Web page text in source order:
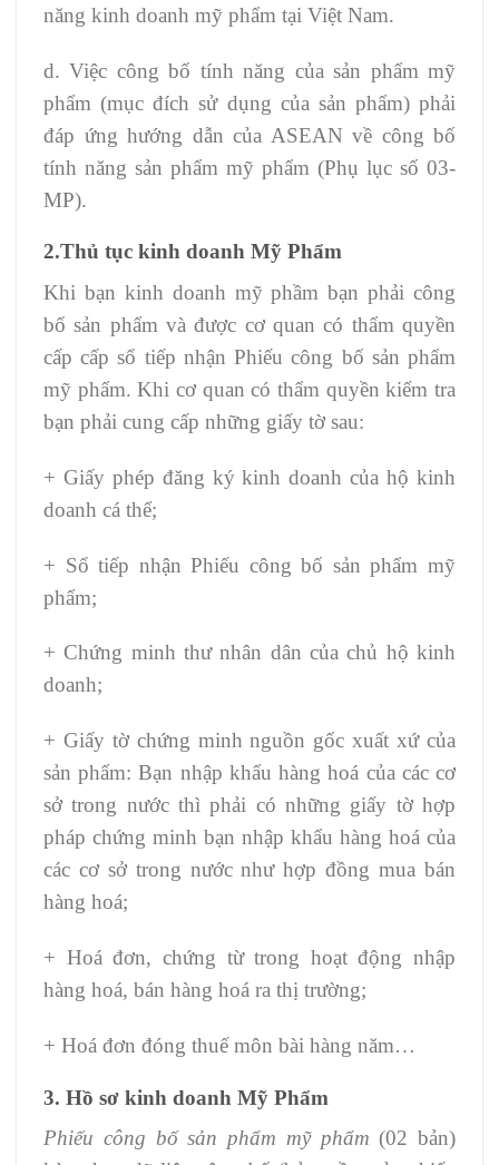
năng kinh doanh mỹ phẩm tại Việt Nam.
d. Việc công bố tính năng của sản phẩm mỹ
phẩm (mục đích sử dụng của sản phẩm) phải
đáp ứng hướng dẫn của ASEAN về công bố
tính năng sản phẩm mỹ phẩm (Phụ lục số 03-
MP).
2.Thủ tục kinh doanh Mỹ Phẩm
Khi bạn kinh doanh mỹ phầm bạn phải công
bố sản phẩm và được cơ quan có thẩm quyền
cấp cấp sổ tiếp nhận Phiếu công bố sản phẩm
mỹ phẩm. Khi cơ quan có thẩm quyền kiểm tra
bạn phải cung cấp những giấy tờ sau:
+ Giấy phép đăng ký kinh doanh của hộ kinh
doanh cá thể;
+ Sổ tiếp nhận Phiếu công bố sản phẩm mỹ
phẩm;
+ Chứng minh thư nhân dân của chủ hộ kinh
doanh;
+ Giấy tờ chứng minh nguồn gốc xuất xứ của
sản phẩm: Bạn nhập khẩu hàng hoá của các cơ
sở trong nước thì phải có những giấy tờ hợp
pháp chứng minh bạn nhập khẩu hàng hoá của
các cơ sở trong nước như hợp đồng mua bán
hàng hoá;
+ Hoá đơn, chứng từ trong hoạt động nhập
hàng hoá, bán hàng hoá ra thị trường;
+ Hoá đơn đóng thuế môn bài hàng năm…
3. Hồ sơ kinh doanh Mỹ Phẩm
Phiếu công bố sản phẩm mỹ phẩm (02 bản)